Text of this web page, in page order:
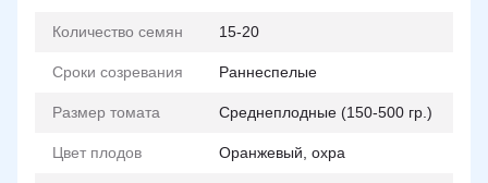
Количество семян 15-20
Сроки созревания Раннеспелые
Размер томата Среднеплодные (150-500 гр.)
Цвет плодов Оранжевый, охра